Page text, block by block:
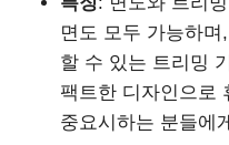
면도 모두 가능하
할 수 있는 트리밍
팩트한 디자인으로
중요시하는 분들에